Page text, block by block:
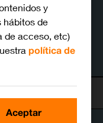
y
hábitos de
de acceso, etc)
política de
Aceptar